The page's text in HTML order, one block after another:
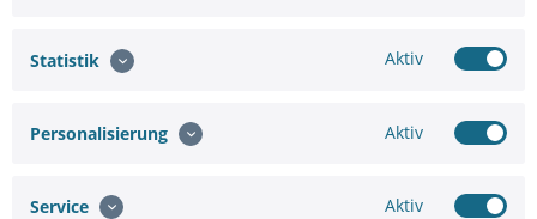
Warenkorb
Statistik Aktiv
Personalisierung Aktiv
Service Aktiv